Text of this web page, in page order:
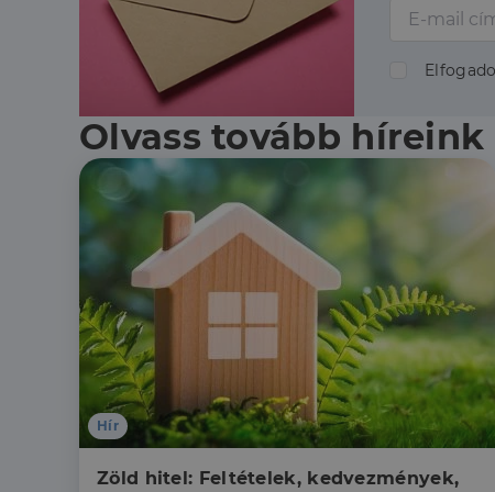
Olvass tovább
Hír
Zöld hitel: Feltételek, kedvezmények,